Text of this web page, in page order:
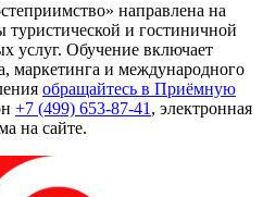
направлена на
туристической и гостиничной
услуг. Обучение включает
маркетинга и международного
обращайтесь в Приёмную
+7 (499) 653-87-41 , электронная
на сайте.